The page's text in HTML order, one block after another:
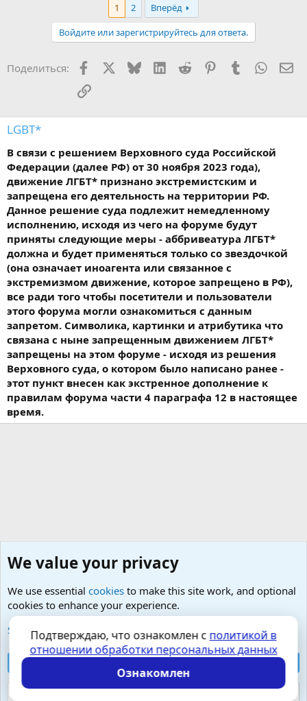
1 2
Вперёд
Войдите или зарегистрируйтесь для ответа.
Поделиться: Facebook BlueskyLinkedIn
Reddit PinterestTumblr
Ссылка
LGBT*
В связи с решением Верховного суда Российской
Федерации (далее РФ) от 30 ноября 2023 года),
движение ЛГБТ* признано экстремистским и
запрещена его деятельность на территории РФ.
Данное решение суда подлежит немедленному
исполнению, исходя из чего на форуме будут
приняты следующие меры - аббривеатура ЛГБТ*
должна и будет применяться только со звездочкой
(она означает иноагента или связанное с
экстремизмом движение, которое запрещено в РФ),
все ради того чтобы посетители и пользователи
этого форума могли ознакомиться с данным
запретом. Символика, картинки и атрибутика что
связана с ныне запрещенным движением ЛГБТ*
запрещены на этом форуме - исходя из решения
Верховного суда, о котором было написано ранее -
этот пункт внесен как экстренное дополнение к
правилам форума части 4 параграфа 12 в настоящее
время.
Добро пожаловать на чашечку чего-сами-знаете :)
Cookies
Russian (RU)
Условия и правила
Политика конфиденциальности
Помощь
S
We value your privacy
We use essential cookies to make this site work, and optional
cookies to enhance your experience.
See further information and configure your preferences
Reject optional cookies
Подтверждаю, что ознакомлен с политикой в
отношении обработки персональных данных
Ознакомлен